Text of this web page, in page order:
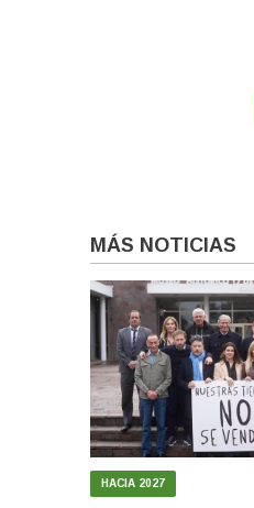
MÁS NOTICIAS
HACIA 2027